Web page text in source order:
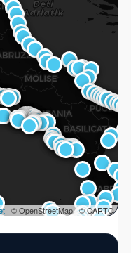
| © OpenStreetMap · © CARTO